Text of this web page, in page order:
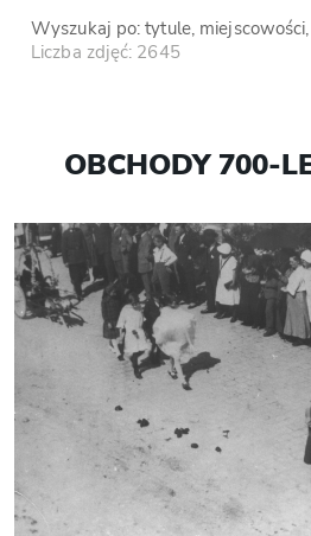
Wyszukaj po: tytule,
Liczba zdjęć: 2645
OBCHODY 700-